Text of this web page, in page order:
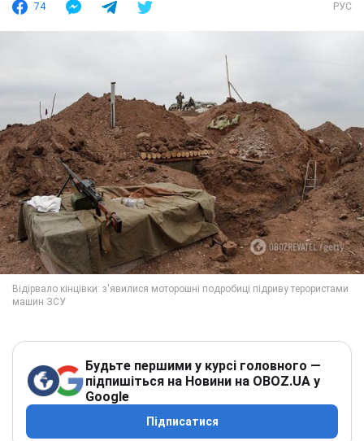
74 РУС
Будьте першими у курсі головного —
підпишіться на Новини на OBOZ.UA у
Google
Підписатися